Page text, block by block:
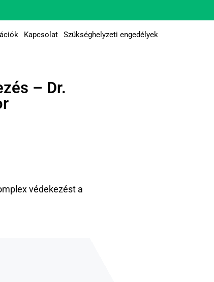
Kapcsolat Szükséghelyzeti engedélyek
– Dr.
védekezést a